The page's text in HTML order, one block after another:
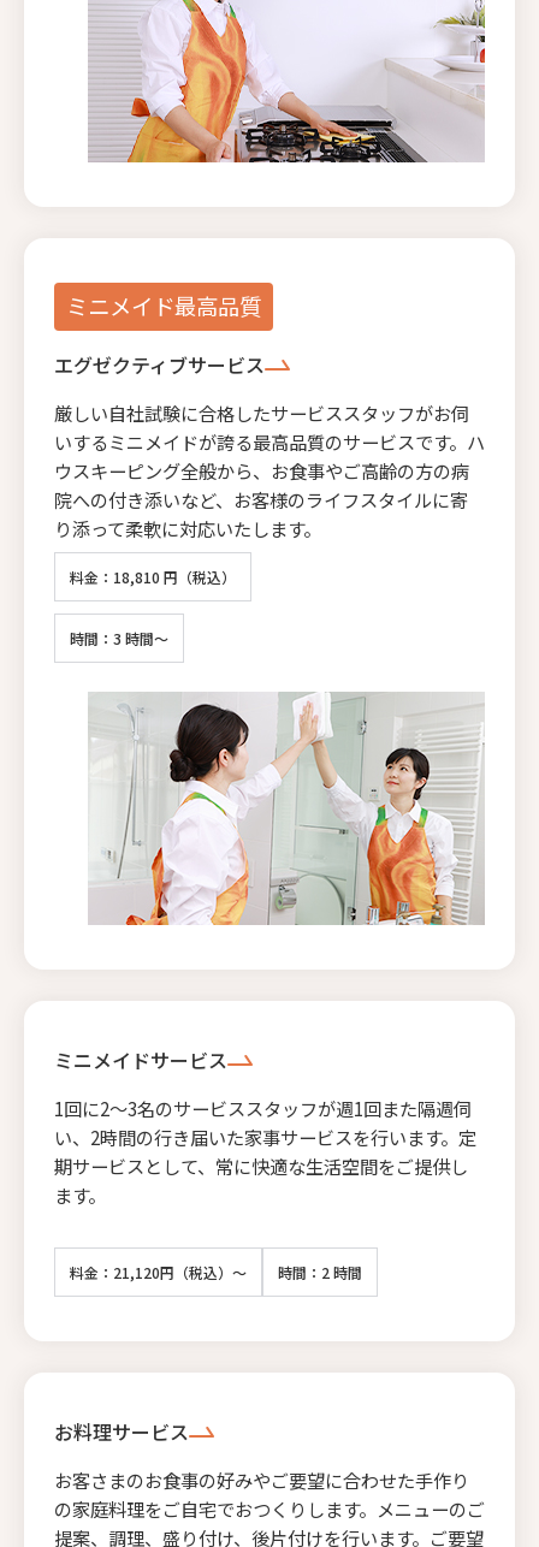
ミニメイド最高品質
エグゼクティブサービス
厳しい自社試験に合格したサービススタッフがお伺
いするミニメイドが誇る最高品質のサービスです。ハ
ウスキーピング全般から、お食事やご高齢の方の病
院への付き添いなど、お客様のライフスタイルに寄
り添って柔軟に対応いたします。
料金：18,810 円（税込）
時間：3 時間～
ミニメイドサービス
1回に2〜3名のサービススタッフが週1回また隔週伺
い、2時間の行き届いた家事サービスを行います。定
期サービスとして、常に快適な生活空間をご提供し
ます。
料金：21,120円（税込）～ 時間：2 時間
お料理サービス
お客さまのお食事の好みやご要望に合わせた手作り
の家庭料理をご自宅でおつくりします。メニューのご
提案、調理、盛り付け、後片付けを行います。ご要望